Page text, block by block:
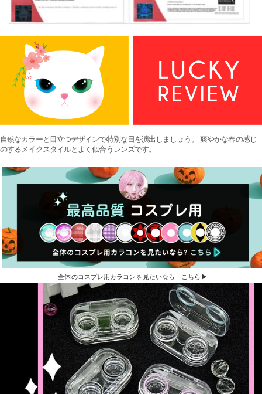
自然なカラーと目立つデザインで特別な日を演出しましょう。 爽やかな春の感じ
のするメイクスタイルとよく似合うレンズです。
全体のコスプレ用カラコンを見たいなら こちら▶